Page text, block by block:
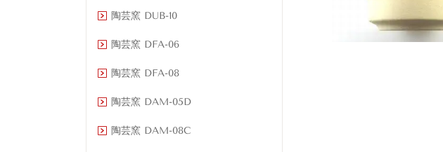
陶芸窯 DUB-10
陶芸窯 DFA-06
陶芸窯 DFA-08
陶芸窯 DAM-05D
陶芸窯 DAM-08C